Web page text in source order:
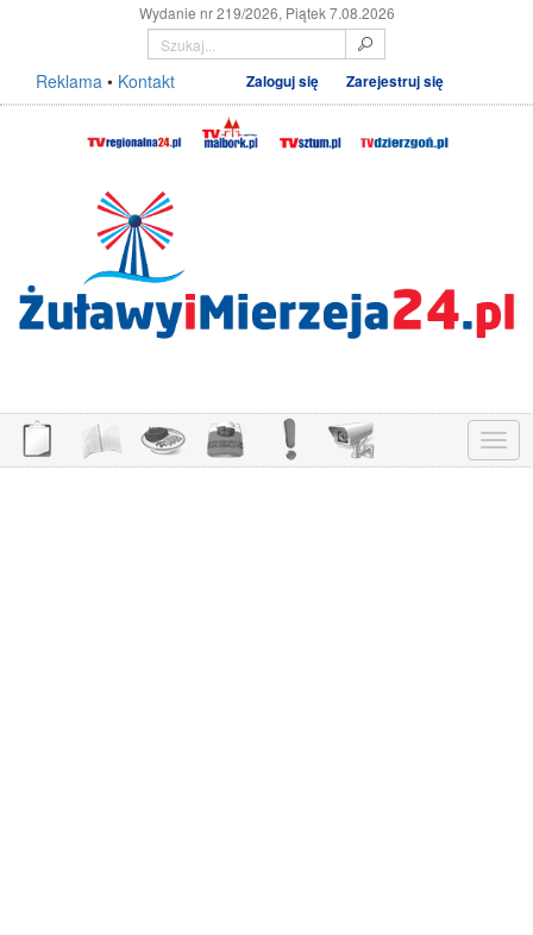
Wydanie nr 219/2026, Piątek 7.08.2026
Reklama • Kontakt Zaloguj się Zarejestruj się
Menu